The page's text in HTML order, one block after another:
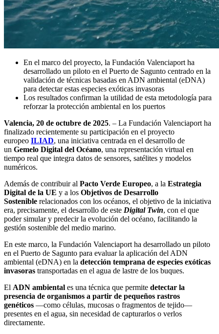
En el marco del proyecto, la Fundación Valenciaport ha
desarrollado un piloto en el Puerto de Sagunto centrado en la
validación de técnicas basadas en ADN ambiental (eDNA)
para detectar estas especies exóticas invasoras
Los resultados confirman la utilidad de esta metodología para
reforzar la protección ambiental en los puertos
Valencia, 20 de octubre de 2025. – La Fundación Valenciaport ha
finalizado recientemente su participación en el proyecto
europeo ILIAD, una iniciativa centrada en el desarrollo de
un Gemelo Digital del Océano, una representación virtual en
tiempo real que integra datos de sensores, satélites y modelos
numéricos.
Además de contribuir al Pacto Verde Europeo, a la Estrategia
Digital de la UE y a los Objetivos de Desarrollo
Sostenible relacionados con los océanos, el objetivo de la iniciativa
era, precisamente, el desarrollo de este Digital Twin, con el que
poder simular y predecir la evolución del océano, facilitando la
gestión sostenible del medio marino.
En este marco, la Fundación Valenciaport ha desarrollado un piloto
en el Puerto de Sagunto para evaluar la aplicación del ADN
ambiental (eDNA) en la detección temprana de especies exóticas
invasoras transportadas en el agua de lastre de los buques.
El ADN ambiental es una técnica que permite detectar la
presencia de organismos a partir de pequeños rastros
genéticos —como células, mucosas o fragmentos de tejido—
presentes en el agua, sin necesidad de capturarlos o verlos
directamente.